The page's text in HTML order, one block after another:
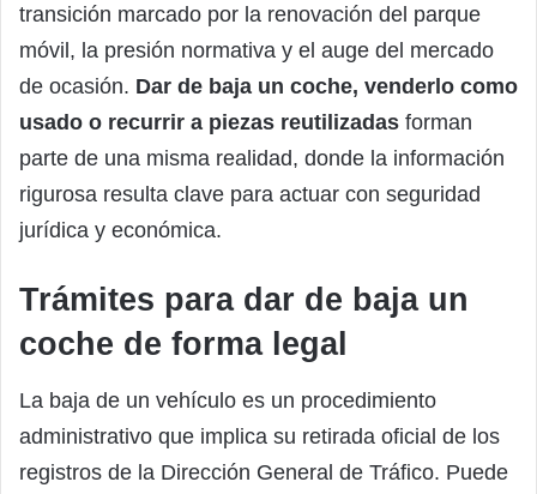
transición marcado por la renovación del parque
móvil, la presión normativa y el auge del mercado
de ocasión. Dar de baja un coche, venderlo como
usado o recurrir a piezas reutilizadas forman
parte de una misma realidad, donde la información
rigurosa resulta clave para actuar con seguridad
jurídica y económica.
Trámites para dar de baja un
coche de forma legal
La baja de un vehículo es un procedimiento
administrativo que implica su retirada oficial de los
registros de la Dirección General de Tráfico. Puede